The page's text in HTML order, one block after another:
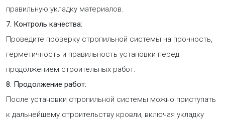
правильную укладку материалов.
7. Контроль качества:
Проведите проверку стропильной системы на прочность,
герметичность и правильность установки перед
продолжением строительных работ.
8. Продолжение работ:
После установки стропильной системы можно приступать
к дальнейшему строительству кровли, включая укладку